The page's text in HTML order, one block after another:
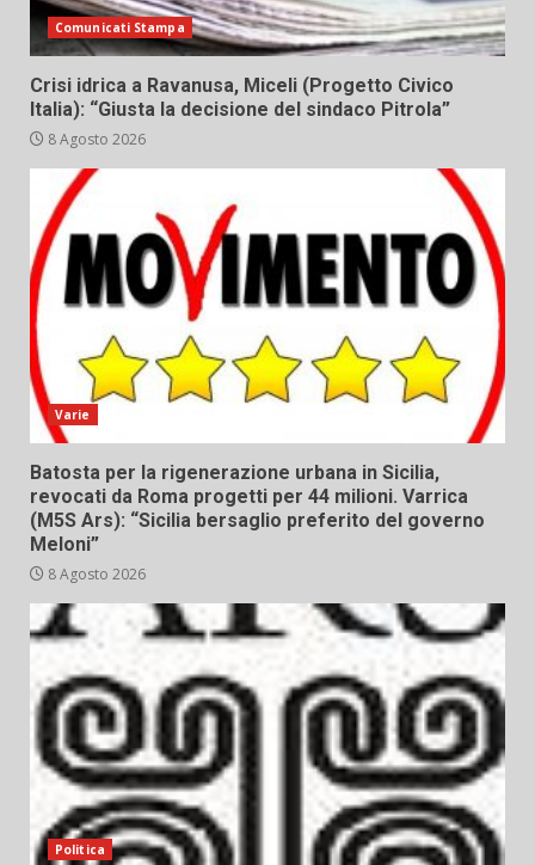
Comunicati Stampa
Crisi idrica a Ravanusa, Miceli (Progetto Civico
Italia): “Giusta la decisione del sindaco Pitrola”
8 Agosto 2026
Varie
Batosta per la rigenerazione urbana in Sicilia,
revocati da Roma progetti per 44 milioni. Varrica
(M5S Ars): “Sicilia bersaglio preferito del governo
Meloni”
8 Agosto 2026
Politica